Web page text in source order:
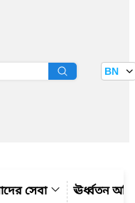
BN
সেবা ঊর্ধ্বতন